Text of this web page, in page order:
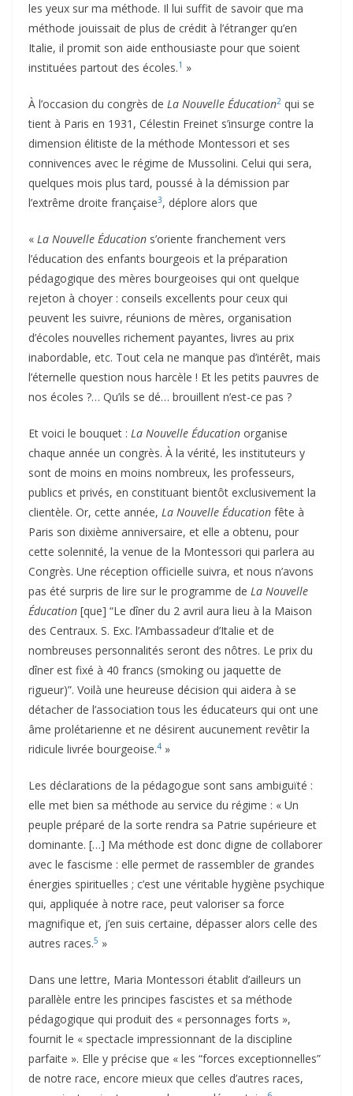
les yeux sur ma méthode. Il lui suffit de savoir que ma
méthode jouissait de plus de crédit à l’étranger qu’en
Italie, il promit son aide enthousiaste pour que soient
instituées partout des écoles.1 »
À l’occasion du congrès de La Nouvelle Éducation2 qui se
tient à Paris en 1931, Célestin Freinet s’insurge contre la
dimension élitiste de la méthode Montessori et ses
connivences avec le régime de Mussolini. Celui qui sera,
quelques mois plus tard, poussé à la démission par
l’extrême droite française3, déplore alors que
« La Nouvelle Éducation s’oriente franchement vers
l’éducation des enfants bourgeois et la préparation
pédagogique des mères bourgeoises qui ont quelque
rejeton à choyer : conseils excellents pour ceux qui
peuvent les suivre, réunions de mères, organisation
d’écoles nouvelles richement payantes, livres au prix
inabordable, etc. Tout cela ne manque pas d’intérêt, mais
l’éternelle question nous harcèle ! Et les petits pauvres de
nos écoles ?… Qu’ils se dé… brouillent n’est-ce pas ?
Et voici le bouquet : La Nouvelle Éducation organise
chaque année un congrès. À la vérité, les instituteurs y
sont de moins en moins nombreux, les professeurs,
publics et privés, en constituant bientôt exclusivement la
clientèle. Or, cette année, La Nouvelle Éducation fête à
Paris son dixième anniversaire, et elle a obtenu, pour
cette solennité, la venue de la Montessori qui parlera au
Congrès. Une réception officielle suivra, et nous n’avons
pas été surpris de lire sur le programme de La Nouvelle
Éducation [que] “Le dîner du 2 avril aura lieu à la Maison
des Centraux. S. Exc. l’Ambassadeur d’Italie et de
nombreuses personnalités seront des nôtres. Le prix du
dîner est fixé à 40 francs (smoking ou jaquette de
rigueur)”. Voilà une heureuse décision qui aidera à se
détacher de l’association tous les éducateurs qui ont une
âme prolétarienne et ne désirent aucunement revêtir la
ridicule livrée bourgeoise.4 »
Les déclarations de la pédagogue sont sans ambiguïté :
elle met bien sa méthode au service du régime : « Un
peuple préparé de la sorte rendra sa Patrie supérieure et
dominante. […] Ma méthode est donc digne de collaborer
avec le fascisme : elle permet de rassembler de grandes
énergies spirituelles ; c’est une véritable hygiène psychique
qui, appliquée à notre race, peut valoriser sa force
magnifique et, j’en suis certaine, dépasser alors celle des
autres races.5 »
Dans une lettre, Maria Montessori établit d’ailleurs un
parallèle entre les principes fascistes et sa méthode
pédagogique qui produit des « personnages forts »,
fournit le « spectacle impressionnant de la discipline
parfaite ». Elle y précise que « les “forces exceptionnelles”
de notre race, encore mieux que celles d’autres races,